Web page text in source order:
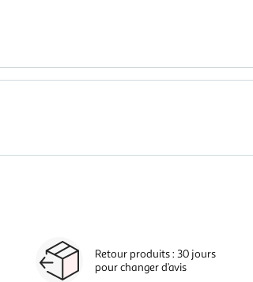
Retour produits : 30 jours
pour changer d’avis